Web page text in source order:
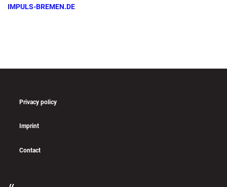
IMPULS-BREMEN.DE
Privacy policy
Imprint
Contact